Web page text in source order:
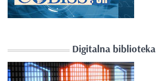
Digitalna biblioteka